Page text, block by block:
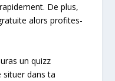
De plus,
alors profites-
un quizz
dans ta